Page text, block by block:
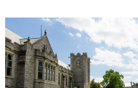
租房指南
查询房源
帮您卖房